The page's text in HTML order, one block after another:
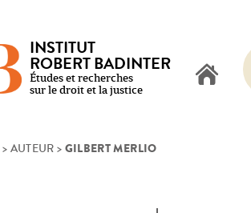
INSTITUT
ROBERT BADINTER
Études et recherches
sur le droit et la justice
> AUTEUR > GILBERT MERLIO